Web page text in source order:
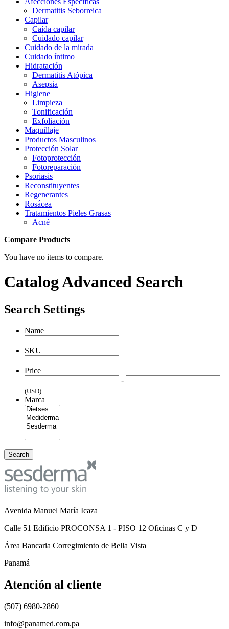
Dermatitis Seborreica
Capilar
Caída capilar
Cuidado capilar
Cuidado de la mirada
Cuidado íntimo
Hidratación
Dermatitis Atópica
Asepsia
Higiene
Limpieza
Tonificación
Exfoliación
Maquillaje
Productos Masculinos
Protección Solar
Fotoprotección
Fotoreparación
Psoriasis
Reconstituyentes
Regenerantes
Rosácea
Tratamientos Pieles Grasas
Acné
Compare Products
You have no items to compare.
Catalog Advanced Search
Search Settings
Name
SKU
Price
-
(USD)
Marca
Search
Avenida Manuel María Icaza
Calle 51 Edificio PROCONSA 1 - PISO 12 Oficinas C y D
Área Bancaria Corregimiento de Bella Vista
Panamá
Atención al cliente
(507) 6980-2860
info@panamed.com.pa